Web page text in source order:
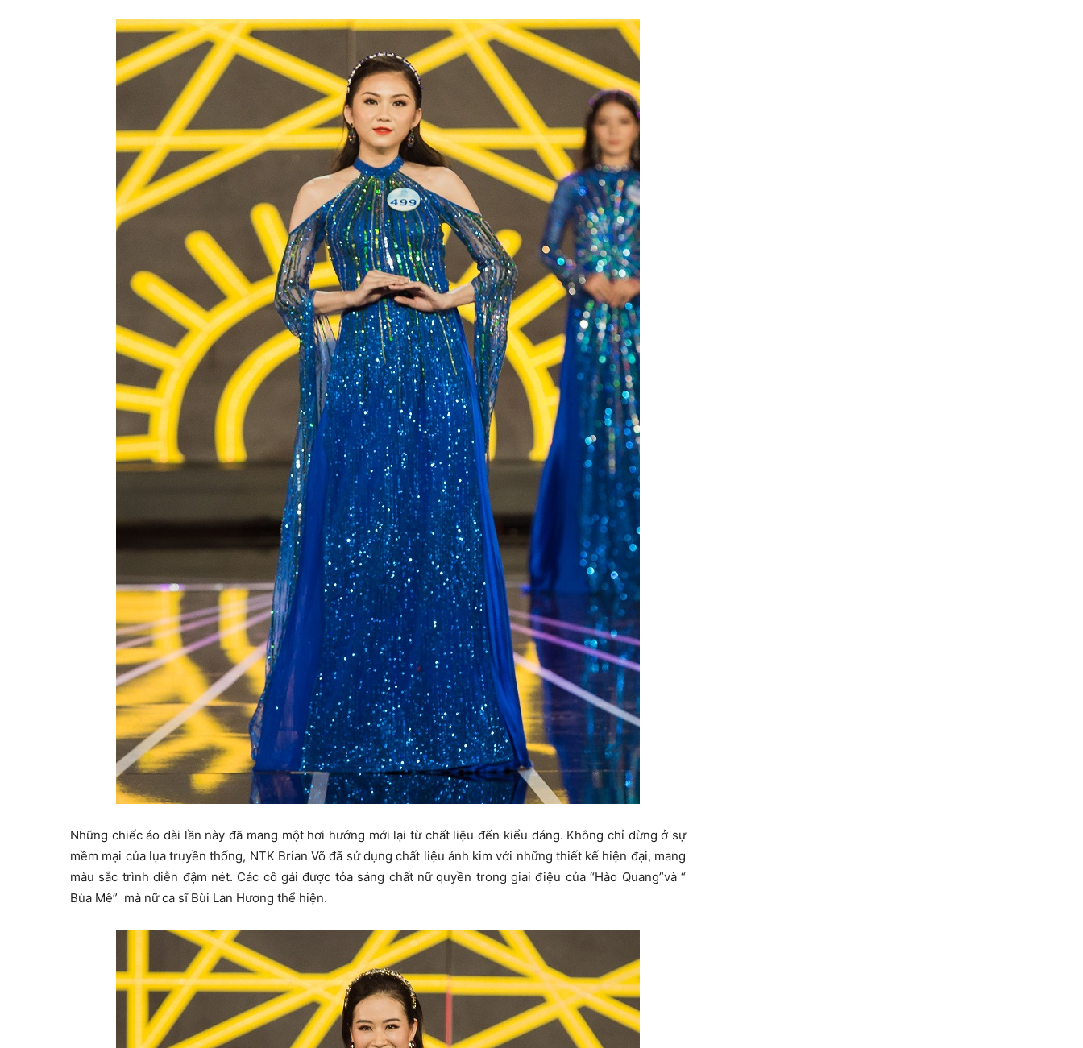
Những chiếc áo dài lần này đã mang một hơi hướng mới lại từ chất liệu đến kiểu dáng. Không chỉ dừng ở sự
mềm mại của lụa truyền thống, NTK Brian Võ đã sử dụng chất liệu ánh kim với những thiết kế hiện đại, mang
màu sắc trình diễn đậm nét. Các cô gái được tỏa sáng chất nữ quyền trong giai điệu của “Hào Quang”và “
Bùa Mê” mà nữ ca sĩ Bùi Lan Hương thể hiện.